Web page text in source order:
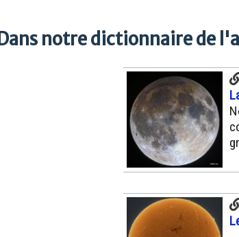
Dans notre dictionnaire de